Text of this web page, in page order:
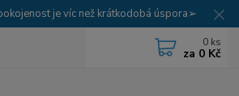
je víc než krátkodobá úspora➢
0 ks
za 0 Kč